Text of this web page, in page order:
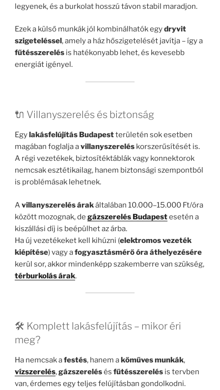
legyenek, és a burkolat hosszú távon stabil maradjon.
Ezek a külső munkák jól kombinálhatók egydryvit
szigeteléssel , amely a ház hőszigetelését javítja – így a
fűtésszerelés is hatékonyabb lehet, és kevesebb
energiát igényel.
🔌 Villanyszerelés és biztonság
Egy lakásfelújítás Budapestterületén sok esetben
magában foglalja avillanyszerelés korszerűsítését is.
A régi vezetékek, biztosítéktáblák vagy konnektorok
nemcsak esztétikailag, hanem biztonsági szempontból
is problémásak lehetnek.
Avillanyszerelés árakáltalában 10.000–15.000 Ft/óra
között mozognak, de gázszerelés Budapestesetén a
kiszállási díj is beépülhet az árba.
Ha új vezetékeket kell kihúzni (elektromos vezeték
kiépítése) vagy afogyasztásmérő óra áthelyezésére
kerül sor, akkor mindenképp szakemberre van szükség,
térburkolás árak.
🛠️ Komplett lakásfelújítás – mikor éri
meg?
Ha nemcsak afestés, hanem akőműves munkák,
vízszerelés,gázszerelésés fűtésszerelés is tervben
van, érdemes egy teljes felújításban gondolkodni.